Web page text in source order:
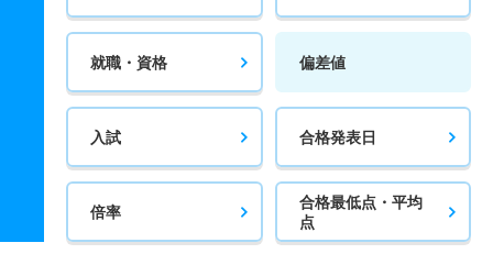
就職・資格 偏差値
入試 合格発表日
倍率
合格最低点・平均
点